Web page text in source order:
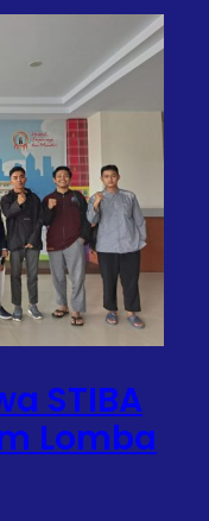
STIBA
Lomba